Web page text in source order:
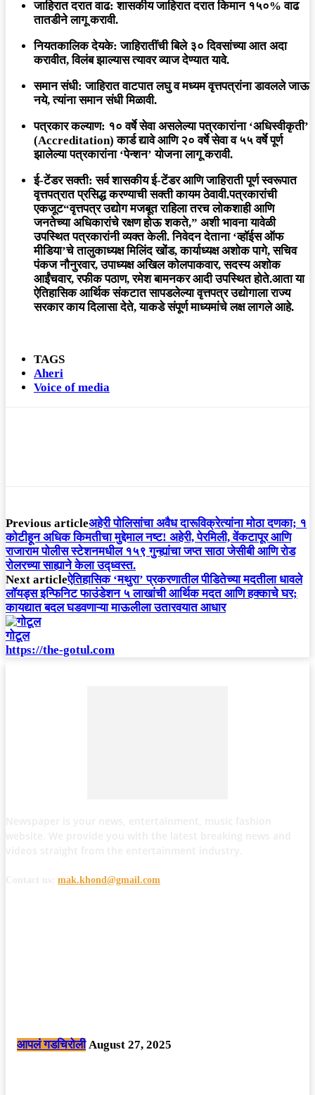
जाहिरात दरात वाढ: शासकीय जाहिरात दरात किमान १५०% वाढ
तातडीने लागू करावी.
नियतकालिक देयके: जाहिरातींची बिले ३० दिवसांच्या आत अदा
करावीत, विलंब झाल्यास त्यावर व्याज देण्यात यावे.
समान संधी: जाहिरात वाटपात लघु व मध्यम वृत्तपत्रांना डावलले जाऊ
नये, त्यांना समान संधी मिळावी.
पत्रकार कल्याण: १० वर्षे सेवा असलेल्या पत्रकारांना ‘अधिस्वीकृती’
(Accreditation) कार्ड द्यावे आणि २० वर्षे सेवा व ५५ वर्षे पूर्ण
झालेल्या पत्रकारांना ‘पेन्शन’ योजना लागू करावी.
ई-टेंडर सक्ती: सर्व शासकीय ई-टेंडर आणि जाहिराती पूर्ण स्वरूपात
वृत्तपत्रात प्रसिद्ध करण्याची सक्ती कायम ठेवावी.पत्रकारांची
एकजूट“वृत्तपत्र उद्योग मजबूत राहिला तरच लोकशाही आणि
जनतेच्या अधिकारांचे रक्षण होऊ शकते,” अशी भावना यावेळी
उपस्थित पत्रकारांनी व्यक्त केली. निवेदन देताना ‘व्हॉईस ऑफ
मीडिया’चे तालुकाध्यक्षमिलिंद खोंड, कार्याध्यक्षअशोक पागे, सचिव
पंकज नौनुरवार, उपाध्यक्षअखिल कोलपाकवार, सदस्यअशोक
आईंचवार, रफीक पठाण, रमेश बामनकरआदी उपस्थित होते.आता या
ऐतिहासिक आर्थिक संकटात सापडलेल्या वृत्तपत्र उद्योगाला राज्य
सरकार काय दिलासा देते, याकडे संपूर्ण माध्यमांचे लक्ष लागले आहे.
TAGS
Aheri
Voice of media
Previous articleअहेरी पोलिसांचा अवैध दारूविक्रेत्यांना मोठा दणका; १
कोटीहून अधिक किमतीचा मुद्देमाल नष्ट! अहेरी, पेरमिली, वेंकटापूर आणि
राजाराम पोलीस स्टेशनमधील १५९ गुन्ह्यांचा जप्त साठा जेसीबी आणि रोड
रोलरच्या साह्याने केला उद्ध्वस्त.
Next articleऐतिहासिक ‘मथुरा’ प्रकरणातील पीडितेच्या मदतीला धावले
लॉयड्स इन्फिनिट फाउंडेशन ५ लाखांची आर्थिक मदत आणि हक्काचे घर;
कायद्यात बदल घडवणाऱ्या माऊलीला उतारवयात आधार
गोटूल
https://the-gotul.com
mak.khond@gmail.com
आपलं गडचिरोली August 27, 2025